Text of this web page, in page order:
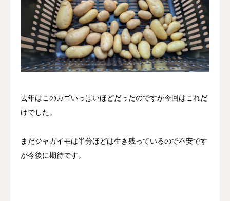
去年はこのカゴいっぱいほどだったのですが今回はこれだ
けでした。
まだジャガイモは半分ほどは生き残っているので不安です
が今後に期待です。